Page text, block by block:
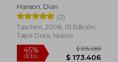
Hanson, Dian
(2)
Taschen, 2008, 01 Edición,
Tapa Dura, Nuevo